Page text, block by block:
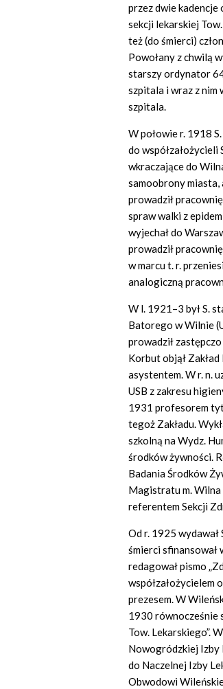
przez dwie kadencje
sekcji lekarskiej
też (do śmierci)
Powołany z chwilą
starszy ordynator
szpitala i wraz z nim
szpitala.
W połowie r. 1918
do
wkraczające do
samoobrony
prowadził
spraw walki z
wyjechał do
prowadził
w marcu t. r.
analogiczną
W l. 1921–3 był S.
Batorego w Wilnie
prowadził
Korbut objął
asystentem. W r. n.
USB z zakresu
1931 profesorem
tegoż Zakładu.
szkolną na Wydz.
środków żywności.
Badania Środków
Magistratu m. Wilna
referentem Sekcji
Od r. 1925
śmierci
redagował pismo
współzałożycielem
prezesem. W
1930 równocześnie
Tow. Lekarskiego”.
Nowogródzkiej Izby
do Naczelnej Izby
Obwodowi